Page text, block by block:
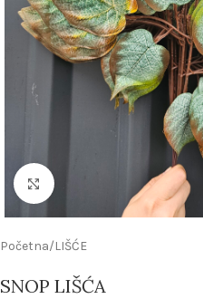
Click to enlarge
Početna/LIŠĆE
SNOP LIŠĆA